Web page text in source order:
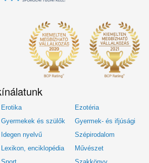
Erotika
Ezotéria
Gyermekek és szülők
Gyermek- és ifjúsági
Idegen nyelvű
Szépirodalom
Lexikon, enciklopédia
Művészet